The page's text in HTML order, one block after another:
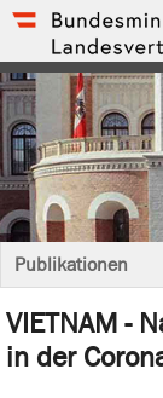
Publikationen
VIETNAM -
in der